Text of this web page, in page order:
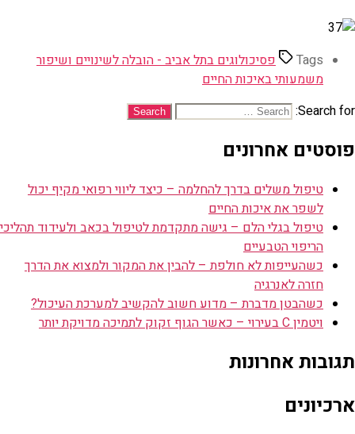
Tags
פסיכולוגים בתל אביב - הובלה לשינויים ושיפור
משמעותי באיכות החיים
Search for:
פוסטים אחרונים
טיפול משלים בדרך להחלמה – כיצד ליווי רפואי מקיף יכול
לשפר את איכות החיים
טיפול בגלי הלם – גישה מתקדמת לטיפול בכאב ולעידוד תהליכי
הריפוי הטבעיים
כשהעייפות לא חולפת – להבין את המקור ולמצוא את הדרך
חזרה לאנרגיה
כשהבטן מדברת – מדוע חשוב להקשיב למערכת העיכול?
ויטמין C בעירוי – כאשר הגוף זקוק לתמיכה מדויקת יותר
תגובות אחרונות
ארכיונים